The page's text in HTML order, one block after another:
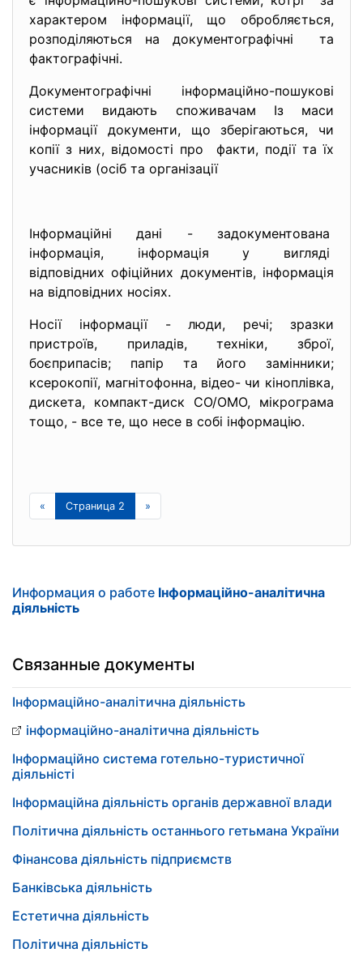
характером інформації, що обробляється,
розподіляються на документографічні та
фактографічні.
Документографічні інформаційно-пошукові
системи видають споживачам Із маси
інформації документи, що зберігаються, чи
копії з них, відомості про факти, події та їх
учасників (осіб та організації
Інформаційні дані - задокументована
інформація, інформація у вигляді
відповідних офіційних документів, інформація
на відповідних носіях.
Носії інформації - люди, речі; зразки
пристроїв, приладів, техніки, зброї,
боєприпасів; папір та його замінники;
ксерокопії, магнітофонна, відео- чи кіноплівка,
дискета, компакт-диск СО/ОМО, мікрограма
тощо, - все те, що несе в собі інформацію.
« Страница 2 »
Информация о работе Інформаційно-аналітична
діяльність
Связанные документы
Інформаційно-аналітична діяльність
інформаційно-аналітична діяльність
Інформаційно система готельно-туристичної
діяльністі
Інформаційна діяльність органів державної влади
Політична діяльність останнього гетьмана України
Фінансова діяльність підприємств
Банківська діяльність
Естетична діяльність
Політична діяльність